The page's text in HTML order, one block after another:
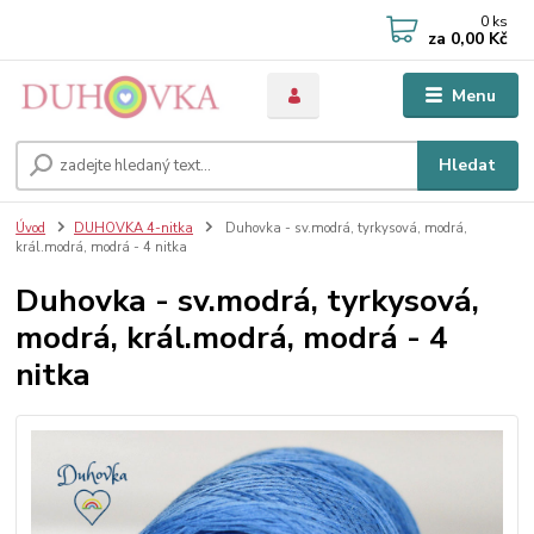
Menu
Hledat
0 ks
za 0,00 Kč
Úvod DUHOVKA 4-nitka
Duhovka - sv.modrá, tyrkysová, modrá,
král.modrá, modrá - 4 nitka
Duhovka - sv.modrá, tyrkysová,
modrá, král.modrá, modrá - 4
nitka